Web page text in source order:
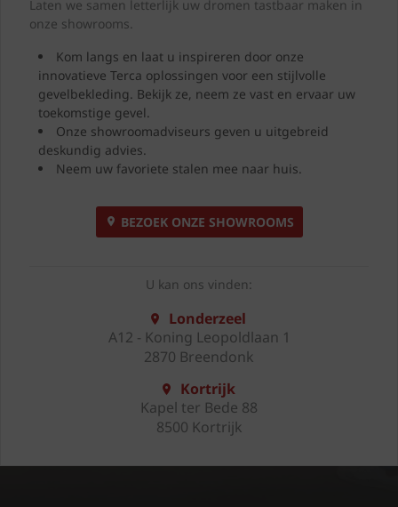
Laten we samen letterlijk uw dromen tastbaar maken in
onze showrooms.
Kom langs en laat u inspireren door onze
innovatieve Terca oplossingen voor een stijlvolle
gevelbekleding. Bekijk ze, neem ze vast en ervaar uw
toekomstige gevel.
Onze showroomadviseurs geven u uitgebreid
deskundig advies.
Neem uw favoriete stalen mee naar huis.
BEZOEK ONZE SHOWROOMS
U kan ons vinden:
Londerzeel
A12 - Koning Leopoldlaan 1
2870 Breendonk
Kortrijk
Kapel ter Bede 88
8500 Kortrijk